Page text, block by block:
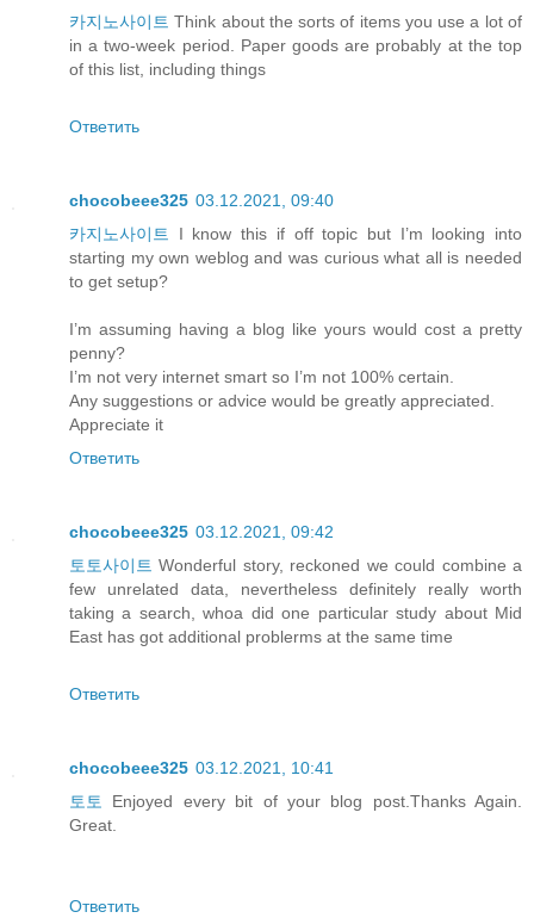
카지노사이트 Think about the sorts of items you use a lot of
in a two-week period. Paper goods are probably at the top
of this list, including things
Ответить
chocobeee325 03.12.2021, 09:40
카지노사이트 I know this if off topic but I’m looking into
starting my own weblog and was curious what all is needed
to get setup?
I’m assuming having a blog like yours would cost a pretty
penny?
I’m not very internet smart so I’m not 100% certain.
Any suggestions or advice would be greatly appreciated.
Appreciate it
Ответить
chocobeee325 03.12.2021, 09:42
토토사이트 Wonderful story, reckoned we could combine a
few unrelated data, nevertheless definitely really worth
taking a search, whoa did one particular study about Mid
East has got additional problerms at the same time
Ответить
chocobeee325 03.12.2021, 10:41
토토 Enjoyed every bit of your blog post.Thanks Again.
Great.
Ответить